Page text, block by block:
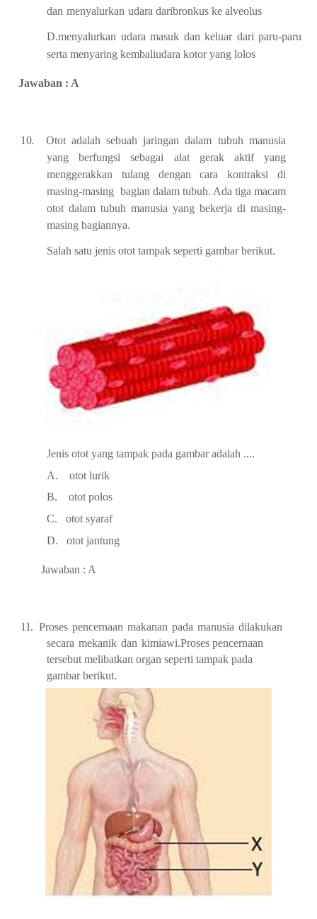
dan menyalurkan udara daribronkus ke alveolus
D.menyalurkan udara masuk dan keluar dari paru-paru
serta menyaring kembaliudara kotor yang lolos
Jawaban : A
10.
Otot adalah sebuah jaringan dalam tubuh manusia
yang berfungsi sebagai alat gerak
aktif
yang
menggerakkan
tulang dengan cara kontraksi
di
masing-masing bagian dalam tubuh. Ada tiga macam
otot dalam tubuh manusia yang bekerja di masing-
masing bagiannya.
Salah satu jenis otot tampak seperti gambar berikut.
Jenis otot yang tampak pada gambar adalah ....
A.
otot lurik
B.
otot polos
C.
otot syaraf
D.
otot jantung
Jawaban : A
11. Proses pencernaan makanan pada manusia dilakukan
secara mekanik dan kimiawi.Proses pencernaan
tersebut melibatkan organ seperti tampak pada
gambar berikut.